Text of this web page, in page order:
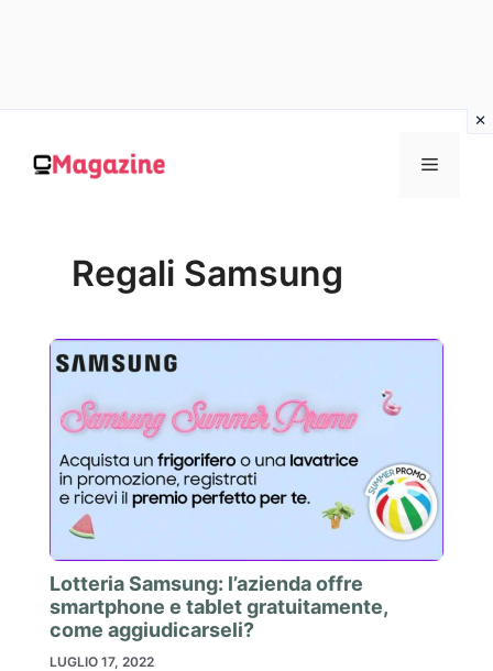
contenuto
MENU
Regali Samsung
Lotteria Samsung: l’azienda offre
smartphone e tablet gratuitamente,
come aggiudicarseli?
LUGLIO 17, 2022